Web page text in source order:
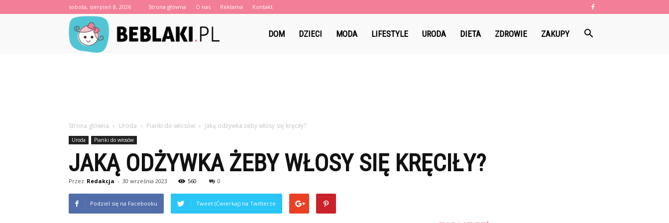
sobota, sierpień 8, 2026 Strona główna O nas Reklama Kontakt
DOM DZIECI MODA LIFESTYLE URODA DIETA ZDROWIE ZAKUPY
Strona główna Uroda Pianki do włosów Jaką odżywka żeby włosy się kręciły?
Uroda Pianki do włosów
JAKĄ ODŻYWKA ŻEBY WŁOSY SIĘ KRĘCIŁY?
Przez Redakcja - 30 września 2023 560 0
Podziel się na Facebooku Tweet (Ćwierkaj) na Twitterze